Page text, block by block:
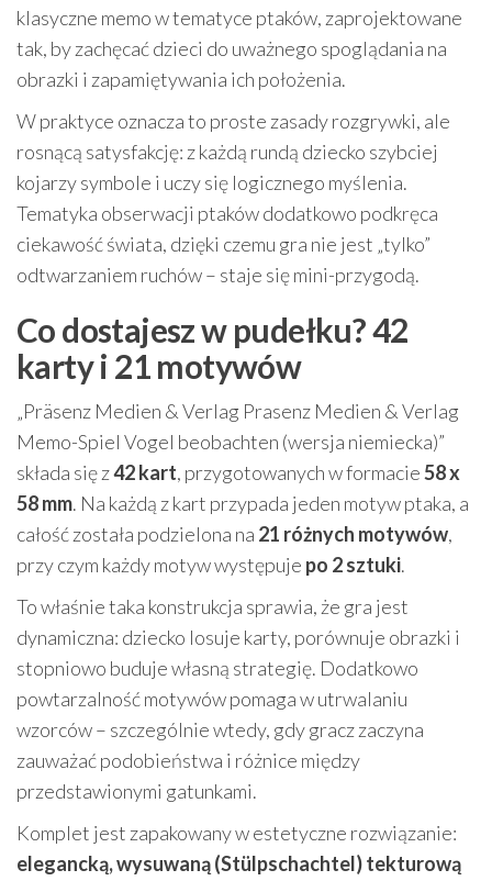
klasyczne memo w tematyce ptaków, zaprojektowane
tak, by zachęcać dzieci do uważnego spoglądania na
obrazki i zapamiętywania ich położenia.
W praktyce oznacza to proste zasady rozgrywki, ale
rosnącą satysfakcję: z każdą rundą dziecko szybciej
kojarzy symbole i uczy się logicznego myślenia.
Tematyka obserwacji ptaków dodatkowo podkręca
ciekawość świata, dzięki czemu gra nie jest „tylko”
odtwarzaniem ruchów – staje się mini-przygodą.
Co dostajesz w pudełku? 42
karty i 21 motywów
„Präsenz Medien & Verlag Prasenz Medien & Verlag
Memo-Spiel Vogel beobachten (wersja niemiecka)”
składa się z42 kart, przygotowanych w formacie58 x
58 mm. Na każdą z kart przypada jeden motyw ptaka, a
całość została podzielona na 21 różnych motywów,
przy czym każdy motyw występuje po 2 sztuki.
To właśnie taka konstrukcja sprawia, że gra jest
dynamiczna: dziecko losuje karty, porównuje obrazki i
stopniowo buduje własną strategię. Dodatkowo
powtarzalność motywów pomaga w utrwalaniu
wzorców – szczególnie wtedy, gdy gracz zaczyna
zauważać podobieństwa i różnice między
przedstawionymi gatunkami.
Komplet jest zapakowany w estetyczne rozwiązanie:
elegancką, wysuwaną (Stülpschachtel) tekturową